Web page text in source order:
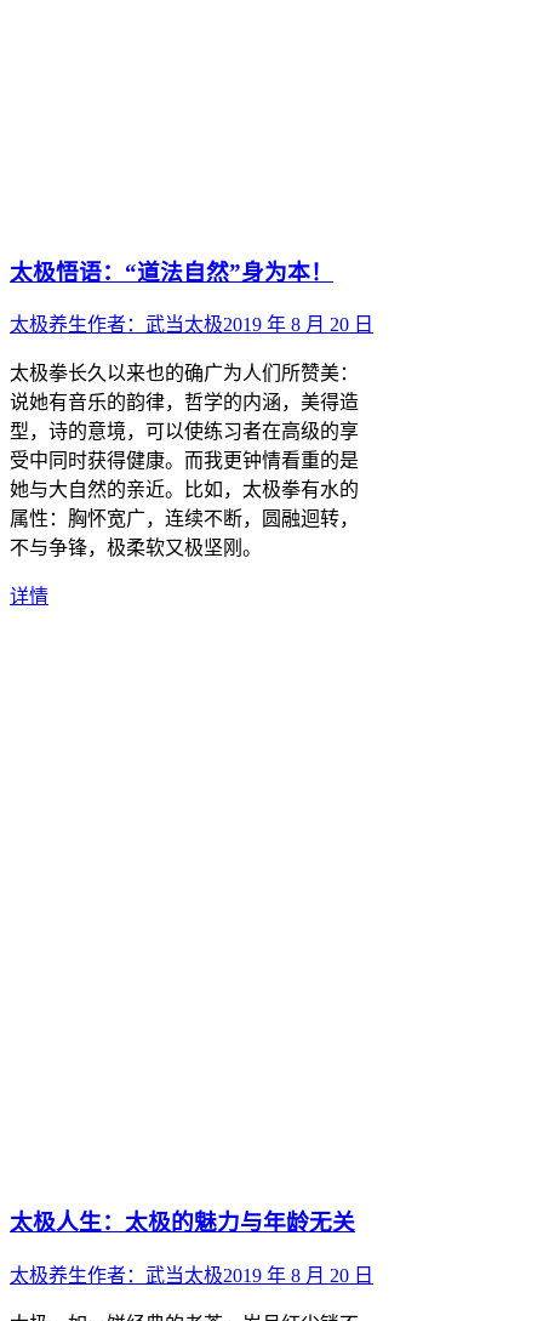
太极悟语：“道法自然”身为本！
太极养生作者： 武当太极2019 年 8 月 20 日
太极拳长久以来也的确广为人们所赞美：
说她有音乐的韵律，哲学的内涵，美得造
型，诗的意境，可以使练习者在高级的享
受中同时获得健康。而我更钟情看重的是
她与大自然的亲近。比如，太极拳有水的
属性：胸怀宽广，连续不断，圆融迴转，
不与争锋，极柔软又极坚刚。
详情
太极人生：太极的魅力与年龄无关
太极养生作者： 武当太极2019 年 8 月 20 日